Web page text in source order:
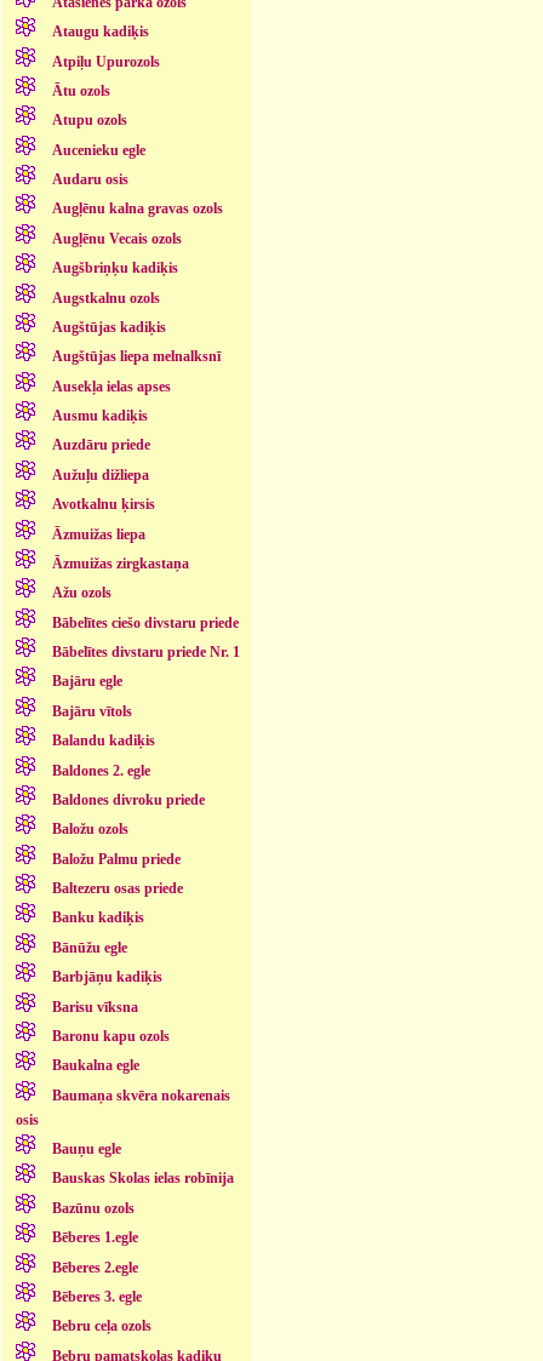
Ataugu kadiķis
Atpiļu Upurozols
Ātu ozols
Atupu ozols
Aucenieku egle
Audaru osis
Augļēnu kalna gravas ozols
Augļēnu Vecais ozols
Augšbriņķu kadiķis
Augstkalnu ozols
Augštūjas kadiķis
Augštūjas liepa melnalksnī
Ausekļa ielas apses
Ausmu kadiķis
Auzdāru priede
Aužuļu dižliepa
Avotkalnu ķirsis
Āzmuižas liepa
Āzmuižas zirgkastaņa
Ažu ozols
Bābelītes ciešo divstaru priede
Bābelītes divstaru priede Nr. 1
Bajāru egle
Bajāru vītols
Balandu kadiķis
Baldones 2. egle
Baldones divroku priede
Baložu ozols
Baložu Palmu priede
Baltezeru osas priede
Banku kadiķis
Bānūžu egle
Barbjāņu kadiķis
Barisu vīksna
Baronu kapu ozols
Baukalna egle
Baumaņa skvēra nokarenais
osis
Bauņu egle
Bauskas Skolas ielas robīnija
Bazūnu ozols
Bēberes 1.egle
Bēberes 2.egle
Bēberes 3. egle
Bebru ceļa ozols
Bebru pamatskolas kadiķu